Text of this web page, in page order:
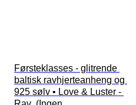
Førsteklasses - glitrende
baltisk ravhjerteanheng og
925 sølv • Love & Luster -